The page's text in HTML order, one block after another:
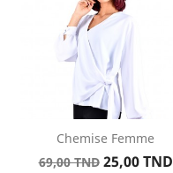
Chemise Femme
Prix
69,00 TND Prix
25,00 TND